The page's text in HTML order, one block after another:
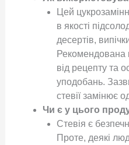
Цей
в якості
десертів,
Рекомендована
від рецепту та
уподобань.
стевії замінює
Чи є у цього
Стевія є
Проте, деякі